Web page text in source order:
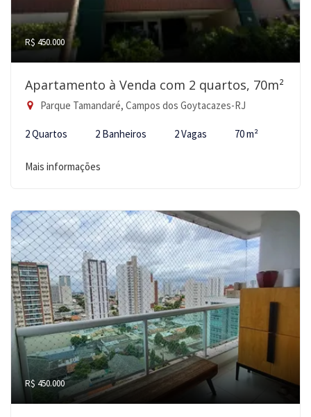
R$ 450.000
Apartamento à Venda com 2 quartos, 70m²
Parque Tamandaré, Campos dos Goytacazes-RJ
2 Quartos 2 Banheiros 2 Vagas 70 m²
Mais informações
R$ 450.000